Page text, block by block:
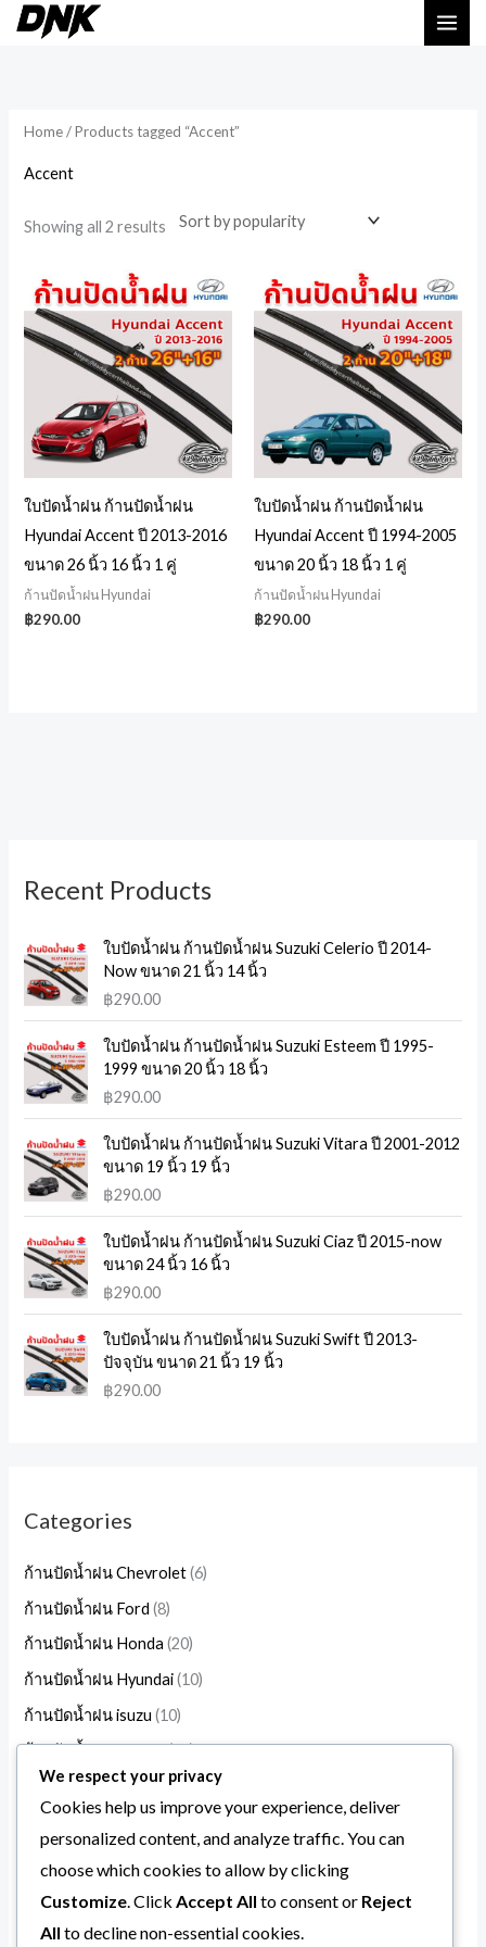
Skip
Recent Products
ใบปัดน้ำฝน ก้านปัดน้ำฝน Suzuki Celerio ปี 2014-
Now ขนาด 21 นิ้ว 14 นิ้ว
฿290.00
ใบปัดน้ำฝน ก้านปัดน้ำฝน Suzuki Esteem ปี 1995-
1999 ขนาด 20 นิ้ว 18 นิ้ว
฿290.00
ใบปัดน้ำฝน ก้านปัดน้ำฝน Suzuki Vitara ปี 2001-2012
ขนาด 19 นิ้ว 19 นิ้ว
฿290.00
ใบปัดน้ำฝน ก้านปัดน้ำฝน Suzuki Ciaz ปี 2015-now
ขนาด 24 นิ้ว 16 นิ้ว
฿290.00
ใบปัดน้ำฝน ก้านปัดน้ำฝน Suzuki Swift ปี 2013-
ปัจจุบัน ขนาด 21 นิ้ว 19 นิ้ว
฿290.00
Categories
ก้านปัดน้ำฝน Chevrolet 6
p
o
d
c
t
ก้านปัดน้ำฝน Ford 8
p
o
d
c
t
ก้านปัดน้ำฝน Honda 20
0
r
o
u
c
s
ก้านปัดน้ำฝน Hyundai 10
0
r
o
u
c
s
ก้านปัดน้ำฝน isuzu 10
0
r
o
u
c
s
ก้านปัดน้ำฝน Mazda 17
7
r
o
u
c
s
ก้านปัดน้ำฝน Mitsubishi 13
r
o
u
c
s
ก้านปัดน้ำฝน Nissan 19
9
r
o
u
c
s
0
r
o
u
c
s
ก้านปัดน้ำฝน Toyota 31
1
r
o
u
c
s
Home/ Products tagged “Accent”
Accent
Showing all 2 results
ใบปัดน้ำฝน ก้านปัดน้ำฝน
Hyundai Accent ปี 2013-2016
ขนาด 26 นิ้ว 16 นิ้ว 1 คู่
ก้านปัดน้ำฝน Hyundai
฿290.00
ใบปัดน้ำฝน ก้านปัดน้ำฝน
Hyundai Accent ปี 1994-2005
ขนาด 20 นิ้ว 18 นิ้ว 1 คู่
ก้านปัดน้ำฝน Hyundai
฿290.00
We respect your privacy
Cookies help us improve your experience, deliver
personalized content, and analyze traffic. You can
choose which cookies to allow by clicking
Customize. Click Accept All to consent or Reject
All to decline non-essential cookies.